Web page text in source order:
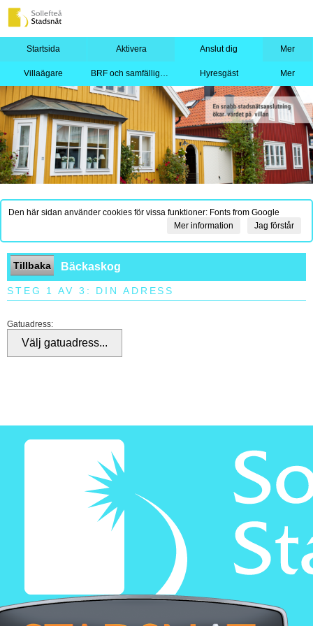
Startsida Aktivera Anslut dig Mer
Villaägare BRF och samfällighet Hyresgäst Mer
Den här sidan använder cookies för vissa funktioner: Fonts from Google
Jag förstår
Mer information
Tillbaka Bäckaskog
STEG 1 AV 3: DIN ADRESS
Gatuadress: